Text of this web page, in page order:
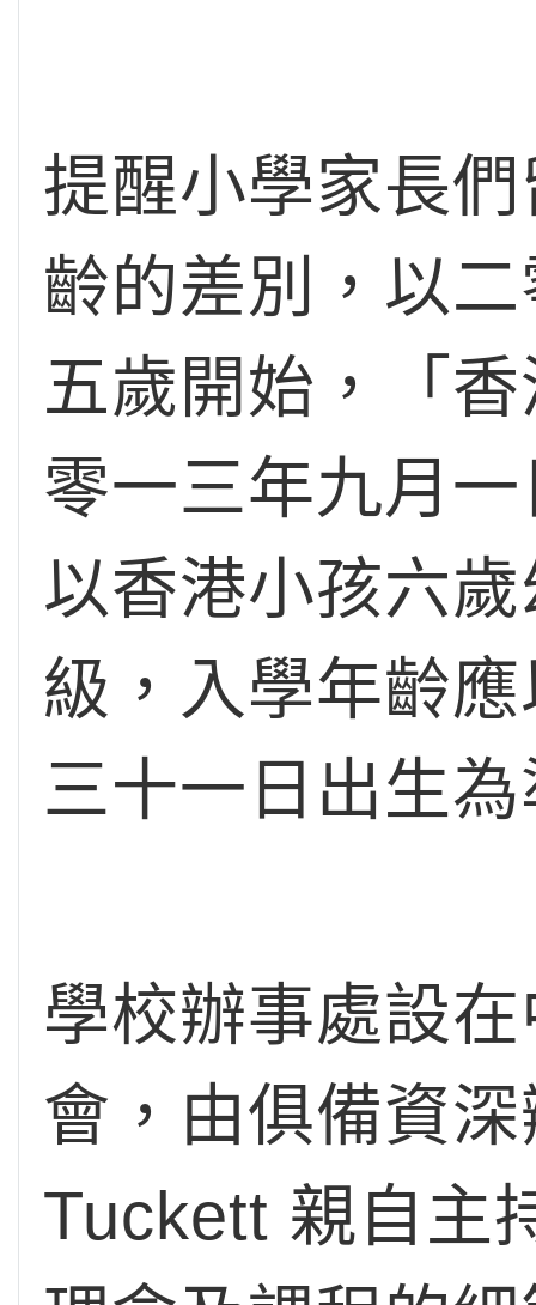
提醒小學家長
齡的差別，以
五歲開始，「
零一三年九月
以香港小孩六
級，入學年齡
三十一日出生
學校辦事處設
會，由俱備資
Tuckett 親自主